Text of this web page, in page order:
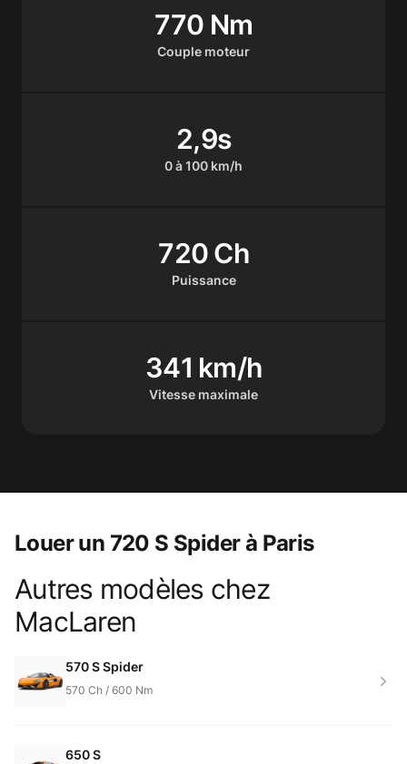
Couple moteur
770 Nm
0 à 100 km/h
2,9s
Puissance
720 Ch
Vitesse maximale
341 km/h
Louer un 720 S Spider à Paris
Product information
Autres modèles chez
MacLaren
570 S Spider
570 Ch / 600 Nm
650 S